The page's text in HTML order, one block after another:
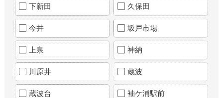
下新田 久保田
今井 坂戸市場
上泉 神納
川原井 蔵波
蔵波台 袖ケ浦駅前